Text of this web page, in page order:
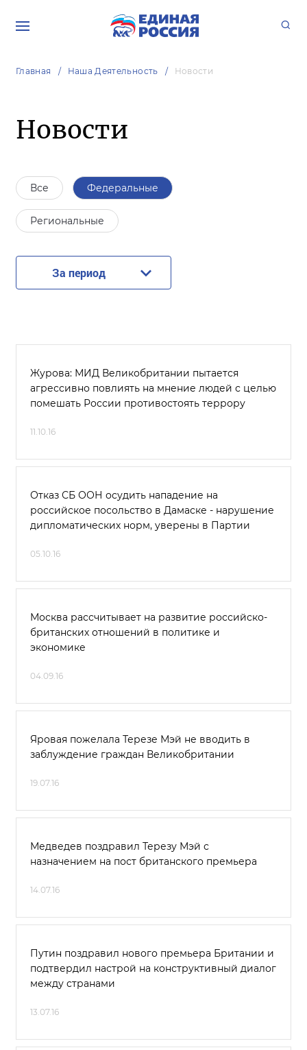
Главная Наша Деятельность Новости
Новости
Все Федеральные
Региональные
За период
Журова: МИД Великобритании пытается
агрессивно повлиять на мнение людей с целью
помешать России противостоять террору
11.10.16
Отказ СБ ООН осудить нападение на
российское посольство в Дамаске - нарушение
дипломатических норм, уверены в Партии
05.10.16
Москва рассчитывает на развитие российско-
британских отношений в политике и
экономике
04.09.16
Яровая пожелала Терезе Мэй не вводить в
заблуждение граждан Великобритании
19.07.16
Медведев поздравил Терезу Мэй с
назначением на пост британского премьера
14.07.16
Путин поздравил нового премьера Британии и
подтвердил настрой на конструктивный диалог
между странами
13.07.16